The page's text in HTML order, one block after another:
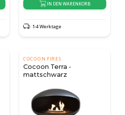
IN DEN WARENKORB
1-4 Werktage
COCOON FIRES
Cocoon Terra -
mattschwarz